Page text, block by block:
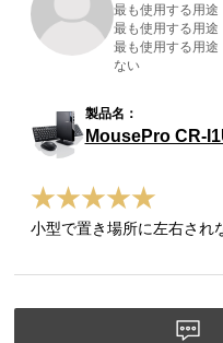
最も使用する用途
最も使用する用途
最も使用する用途
ない
MousePro CR-
小型で置き場所に左右され